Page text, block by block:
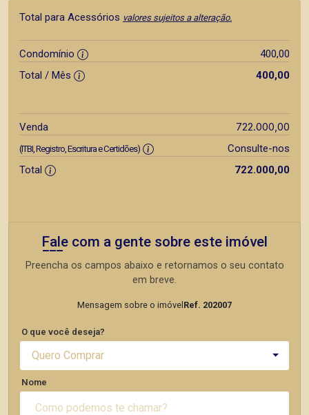
Total para Acessórios valores sujeitos a alteração.
Condomínio
400,00
Total / Mês
400,00
Venda 722.000,00
(ITBI, Registro, Escritura e Certidões)
Consulte-nos
Total
722.000,00
Fale com a gente sobre este imóvel
Preencha os campos abaixo e retornamos o seu contato
em breve.
Mensagem sobre o imóvel Ref. 202007
O que você deseja?
Quero Comprar
Nome